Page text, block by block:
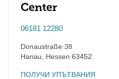
Center
06181 12280
Donaustraße 38
Hanau
Hessen 63452
ПОЛУЧИ УПЪТВАНИЯ